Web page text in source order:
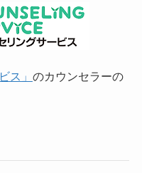
ス」 のカウンセラーの